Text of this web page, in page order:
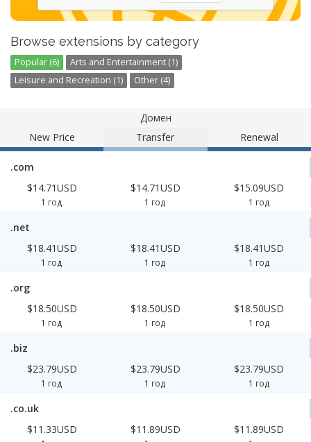
Browse extensions by category
Popular (6)
Arts and Entertainment (1)
Leisure and Recreation (1)
Other (4)
Домен
New Price
Transfer Renewal
.com
$14.71USD
1 год
$14.71USD
1 год
$15.09USD
1 год
.net
$18.41USD
1 год
$18.41USD
1 год
$18.41USD
1 год
.org
$18.50USD
1 год
$18.50USD
1 год
$18.50USD
1 год
.biz
$23.79USD
1 год
$23.79USD
1 год
$23.79USD
1 год
.co.uk
$11.33USD
$11.89USD $11.89USD